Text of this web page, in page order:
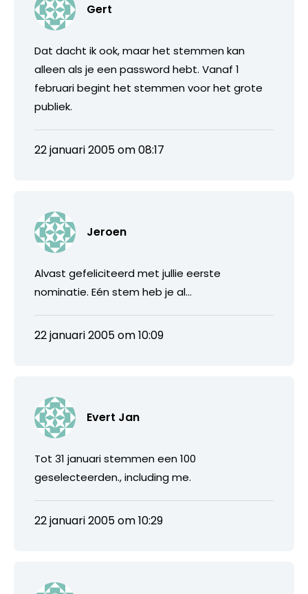
Gert
Dat dacht ik ook, maar het stemmen kan
alleen als je een password hebt. Vanaf 1
februari begint het stemmen voor het grote
publiek.
22 januari 2005 om 08:17
Jeroen
Alvast gefeliciteerd met jullie eerste
nominatie. Eén stem heb je al…
22 januari 2005 om 10:09
Evert Jan
Tot 31 januari stemmen een 100
geselecteerden., including me.
22 januari 2005 om 10:29